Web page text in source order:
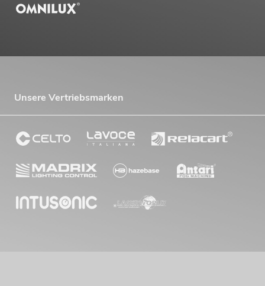
Unsere Vertriebsmarken